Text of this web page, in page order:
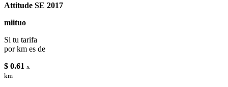
Attitude SE 2017
miituo
Si tu tarifa
por km es de
$ 0.61 x
km